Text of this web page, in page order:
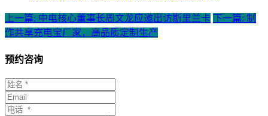
上一篇: 中电核心董事长周文龙应邀出访斯里兰卡 下一篇: 制
作共享充电宝厂家，高品质定制生产
预约咨询